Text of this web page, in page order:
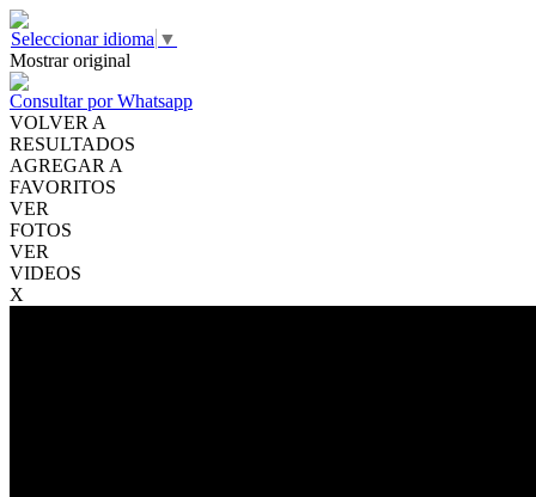
Seleccionar idioma ▼
Mostrar original
Consultar por Whatsapp
VOLVER A
RESULTADOS
AGREGAR A
FAVORITOS
VER
FOTOS
VER
VIDEOS
X